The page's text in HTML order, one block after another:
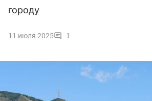
городу
11 июля 2025 1